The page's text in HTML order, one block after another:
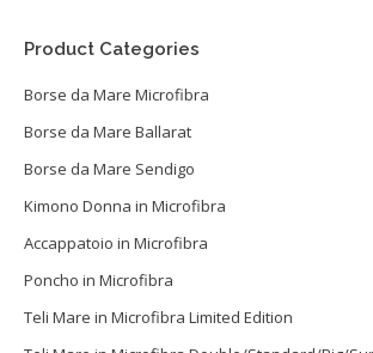
Product Categories
Borse da Mare Microfibra
Borse da Mare Ballarat
Borse da Mare Sendigo
Kimono Donna in Microfibra
Accappatoio in Microfibra
Poncho in Microfibra
Teli Mare in Microfibra Limited Edition